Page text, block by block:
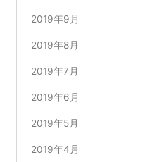
2019年9月
2019年8月
2019年7月
2019年6月
2019年5月
2019年4月